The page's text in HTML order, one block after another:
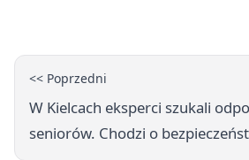
<< Poprzedni
W Kielcach eksperci szukali
seniorów. Chodzi o